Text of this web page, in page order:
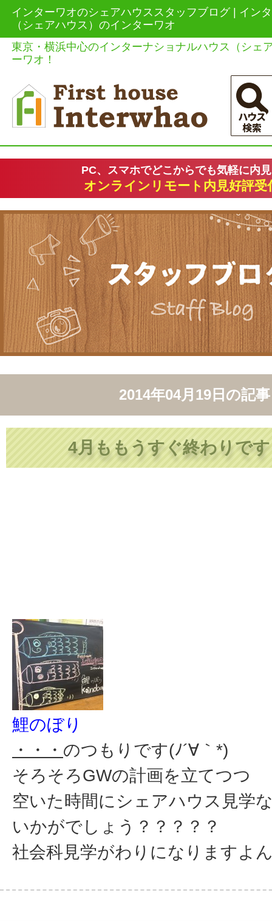
インターワオのシェアハウススタッフブログ | イン
（シェアハウス）のインターワオ
東京・横浜中心のインターナショナルハウス（シェ
ーワオ！
PC、スマホでどこからでも気軽に内
オンラインリモート内見好評受
2014年04月19日 の記事
4月ももうすぐ終わりで
鯉のぼり
・・・ のつもりです(ﾉ´∀｀*)
そろそろGWの計画を立てつつ
空いた時間にシェアハウス見学
いかがでしょう？？？？？
社会科見学がわりになりますよ